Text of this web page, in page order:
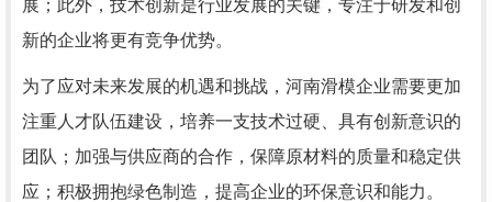
展；此外，技术创新是行业发展的关键，专注于研发和创
新的企业将更有竞争优势。
为了应对未来发展的机遇和挑战，河南滑模企业需要更加
注重人才队伍建设，培养一支技术过硬、具有创新意识的
团队；加强与供应商的合作，保障原材料的质量和稳定供
应；积极拥抱绿色制造，提高企业的环保意识和能力。